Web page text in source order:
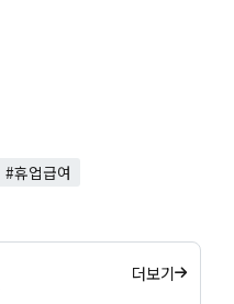
#휴업급여
더보기